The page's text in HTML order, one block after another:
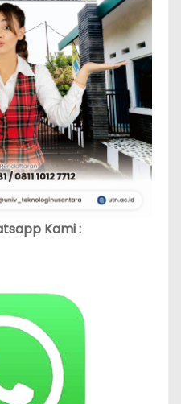
Kami :